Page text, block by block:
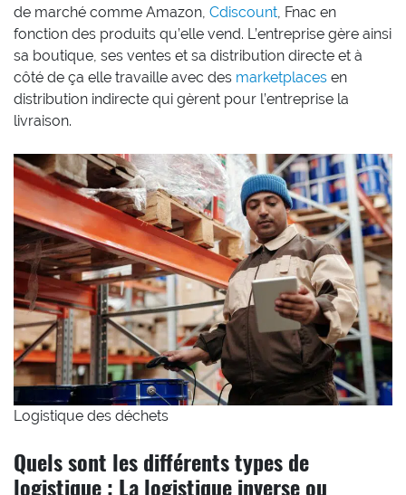
de marché comme Amazon, Cdiscount , Fnac en
fonction des produits qu’elle vend. L’entreprise gère ainsi
sa boutique, ses ventes et sa distribution directe et à
côté de ça elle travaille avec des marketplaces en
distribution indirecte qui gèrent pour l’entreprise la
livraison.
Logistique des déchets
Quels sont les différents types de
logistique : La logistique inverse ou